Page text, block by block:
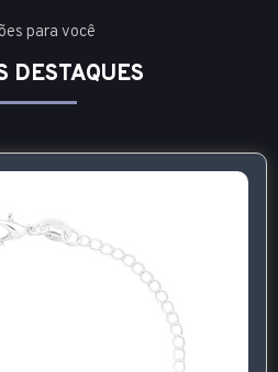
para você
DESTAQUES